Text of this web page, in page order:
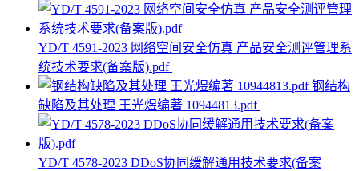
YD/T 4591-2023 网络空间安全仿真 产品安全测评管理系
统技术要求(备案版).pdf
钢结构
缺陷及其处理 王光煜编著 10944813.pdf
YD/T 4578-2023 DDoS协同缓解通用技术要求(备案